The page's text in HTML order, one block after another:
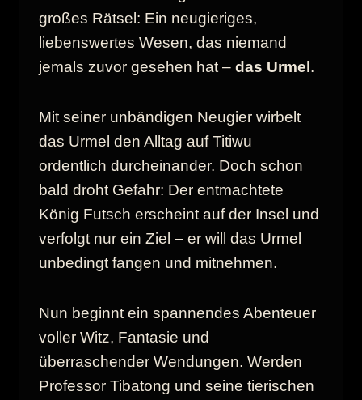
großes Rätsel: Ein neugieriges,
liebenswertes Wesen, das niemand
jemals zuvor gesehen hat – das Urmel .
Mit seiner unbändigen Neugier wirbelt
das Urmel den Alltag auf Titiwu
ordentlich durcheinander. Doch schon
bald droht Gefahr: Der entmachtete
König Futsch erscheint auf der Insel und
verfolgt nur ein Ziel – er will das Urmel
unbedingt fangen und mitnehmen.
Nun beginnt ein spannendes Abenteuer
voller Witz, Fantasie und
überraschender Wendungen. Werden
Professor Tibatong und seine tierischen